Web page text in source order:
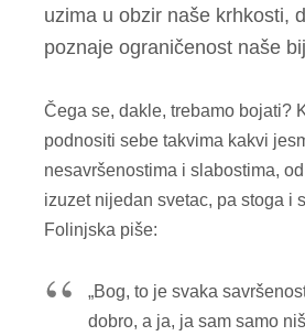
uzima u obzir naše krhkosti,
poznaje ograničenost naše
Čega se, dakle, trebamo bojati?
podnositi sebe takvima kakvi
nesavršenostima i slabostima,
izuzet nijedan svetac, pa stoga i
Folinjska piše:
„Bog, to je svaka
dobro, a ja, ja sam samo